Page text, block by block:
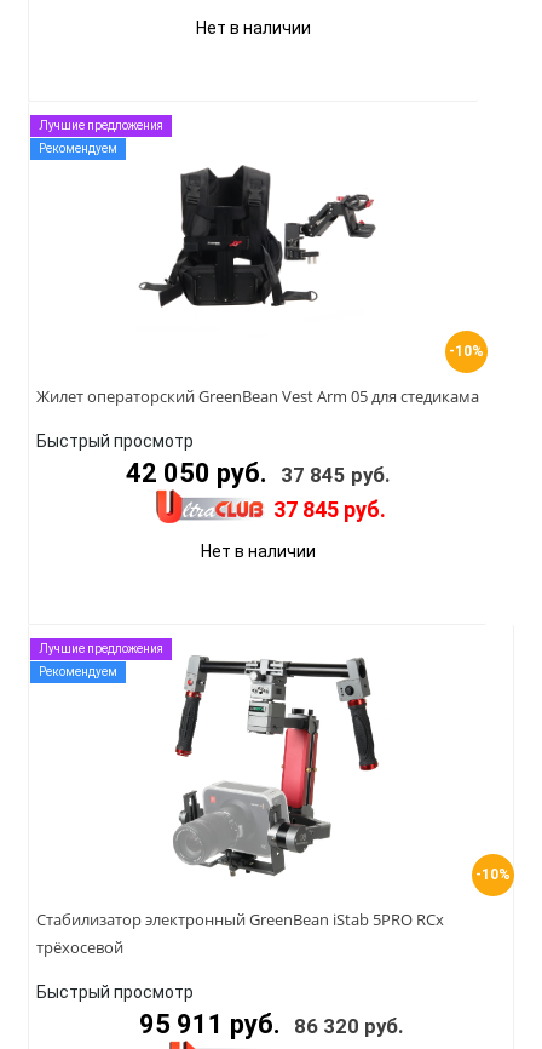
Нет в наличии
-10%
Лучшие предложения
Рекомендуем
Жилет операторский GreenBean Vest Arm 05 для стедикама
Быстрый просмотр
42 050 руб. 37 845 руб.
37 845 руб.
Нет в наличии
-10%
Лучшие предложения
Рекомендуем
Стабилизатор электронный GreenBean iStab 5PRO RCx
трёхосевой
Быстрый просмотр
95 911 руб. 86 320 руб.